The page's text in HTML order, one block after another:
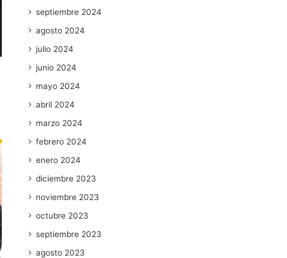
septiembre 2024
agosto 2024
julio 2024
junio 2024
mayo 2024
abril 2024
marzo 2024
febrero 2024
enero 2024
diciembre 2023
noviembre 2023
octubre 2023
septiembre 2023
agosto 2023